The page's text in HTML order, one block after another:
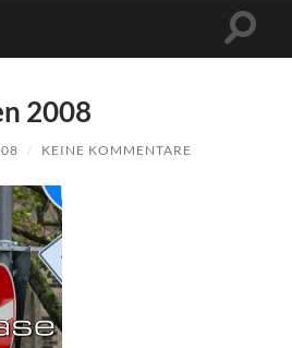
2008
/ KEINE KOMMENTARE